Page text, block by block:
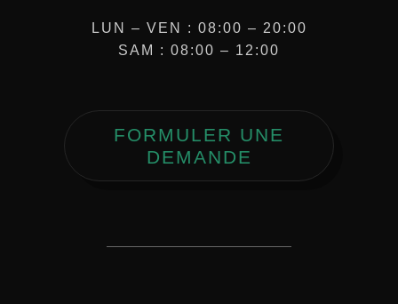
LUN – VEN : 08:00 – 20:00
SAM : 08:00 – 12:00
FORMULER UNE
DEMANDE